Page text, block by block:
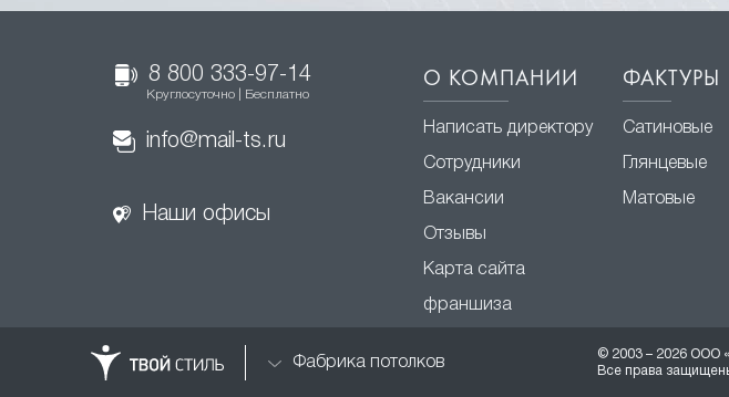
8 800 333-97-14
Круглосуточно | Бесплатно
info@mail-ts.ru
Наши офисы
О КОМПАНИИ
Написать директору
Сотрудники
Вакансии
Отзывы
Карта сайта
франшиза
ФАКТУРЫ
Сатиновые
Глянцевые
Матовые
Фабрика потолков
© 2003 – 2026 ООО
Все права